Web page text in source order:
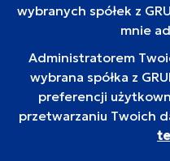
wybranych spółek z
mnie
Administratorem
wybrana spółka z
preferencji
przetwarzaniu Twoich